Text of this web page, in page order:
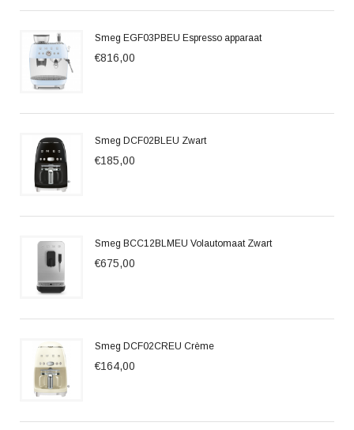
Smeg EGF03PBEU Espresso apparaat
€816,00
Smeg DCF02BLEU Zwart
€185,00
Smeg BCC12BLMEU Volautomaat Zwart
€675,00
Smeg DCF02CREU Crème
€164,00